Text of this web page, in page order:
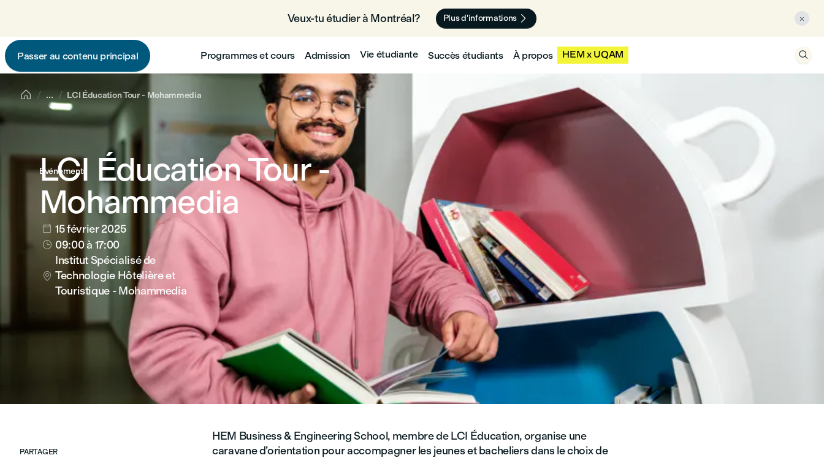
Veux-tu étudier à Montréal? 🇨🇦 Plus d'informations  
Passer au contenu principal Programmes et cours Admission Vie étudiante Succès étudiants À propos HEM x UQAM 
 ... LCI Éducation Tour - Mohammedia
Événements
LCI Éducation Tour -
Mohammedia
 15 février 2025
 09:00à 17:00

Institut Spécialisé de
Technologie Hôtelière et
Touristique - Mohammedia
PARTAGER
HEM Business & Engineering School, membre de LCI Éducation, organise une
caravane d’orientation pour accompagner les jeunes et bacheliers dans le choix de